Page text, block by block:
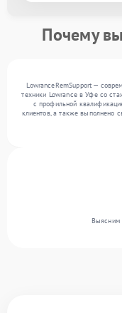
Почему
LowranceRemSupport —
техники Lowrance в Уфе со
с профильной
клиентов, а также выполнено
поступает свыше 300 единиц
уровня сложности и
Выясним